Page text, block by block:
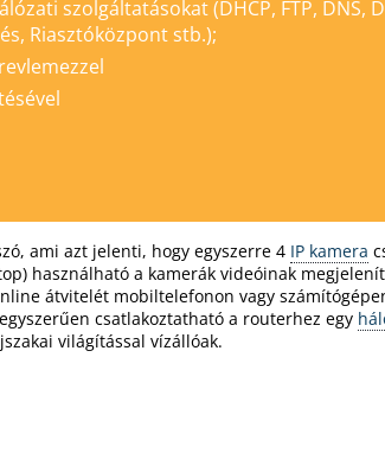
szolgáltatásokat (DHCP, FTP, DNS,
Riasztóközpont stb.);
ami azt jelenti, hogy egyszerre 4 IP kamera
használható a kamerák videóinak
átvitelét mobiltelefonon vagy
csatlakoztatható a routerhez egy
világítással vízállóak.